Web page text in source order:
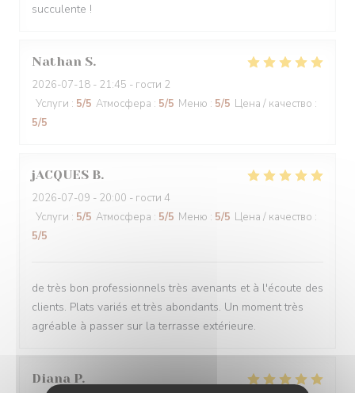
succulente !
Nathan S
2026-07-18 - 21:45 - гости 2
Услуги : 5/5 Атмосфера : 5/5 Меню : 5/5 Цена / качество :
5/5
jACQUES B
2026-07-09 - 20:00 - гости 4
Услуги : 5/5 Атмосфера : 5/5 Меню : 5/5 Цена / качество :
5/5
de très bon professionnels très avenants et à l'écoute des
clients. Plats variés et très abondants. Un moment très
agréable à passer sur la terrasse extérieure.
Diana P